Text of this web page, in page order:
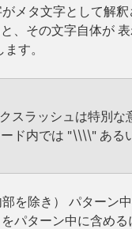
メタ文字として解釈
、その文字自体が 表
す。
スラッシュは特別な
ド内では "\\\\" ある
を除き） パターン
パターン中に含める